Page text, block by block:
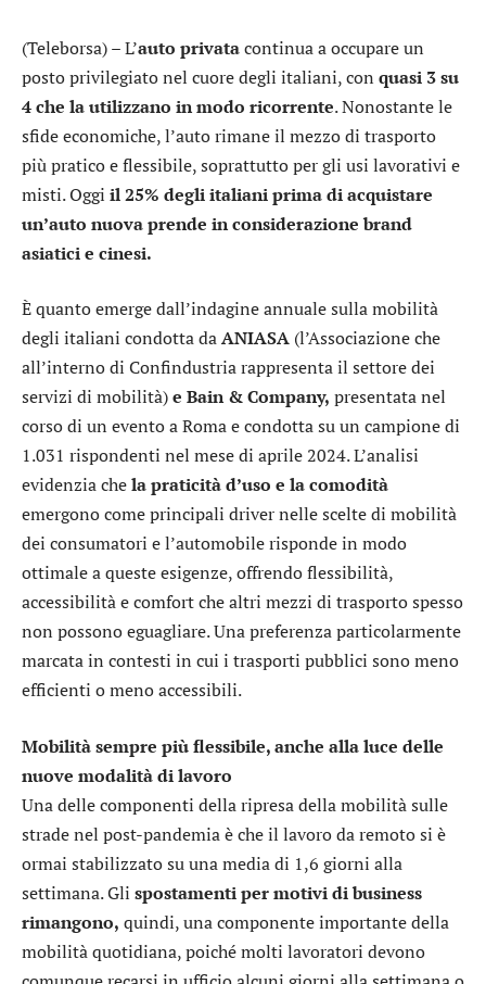
(Teleborsa) – L’auto privatacontinua a occupare un
posto privilegiato nel cuore degli italiani, con quasi 3 su
4 che la utilizzano in modo ricorrente. Nonostante le
sfide economiche, l’auto rimane il mezzo di trasporto
più pratico e flessibile, soprattutto per gli usi lavorativi e
misti. Oggi il 25% degli italiani prima di acquistare
un’auto nuova prende in considerazione brand
asiatici e cinesi.
È quanto emerge dall’indagine annuale sulla mobilità
degli italiani condotta daANIASA (l’Associazione che
all’interno di Confindustria rappresenta il settore dei
servizi di mobilità)e Bain & Company, presentata nel
corso di un evento a Roma e condotta su un campione di
1.031 rispondenti nel mese di aprile 2024. L’analisi
evidenzia chela praticità d’uso e la comodità
emergono come principali driver nelle scelte di mobilità
dei consumatori e l’automobile risponde in modo
ottimale a queste esigenze, offrendo flessibilità,
accessibilità e comfort che altri mezzi di trasporto spesso
non possono eguagliare. Una preferenza particolarmente
marcata in contesti in cui i trasporti pubblici sono meno
efficienti o meno accessibili.
Mobilità sempre più flessibile, anche alla luce delle
nuove modalità di lavoro
Una delle componenti della ripresa della mobilità sulle
strade nel post-pandemia è che il lavoro da remoto si è
ormai stabilizzato su una media di 1,6 giorni alla
settimana. Gli spostamenti per motivi di business
rimangono, quindi, una componente importante della
mobilità quotidiana, poiché molti lavoratori devono